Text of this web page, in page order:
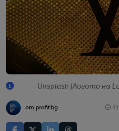
Unsplash |Логото на
от profit.bg